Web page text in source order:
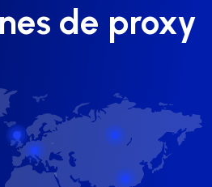
de proxy